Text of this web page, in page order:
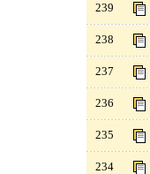
239
238
237
236
235
234